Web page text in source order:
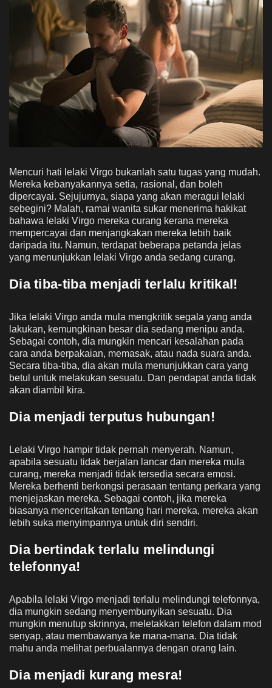
Mencuri hati lelaki Virgo bukanlah satu tugas yang mudah.
Mereka kebanyakannya setia, rasional, dan boleh
dipercayai. Sejujurnya, siapa yang akan meragui lelaki
sebegini? Malah, ramai wanita sukar menerima hakikat
bahawa lelaki Virgo mereka curang kerana mereka
mempercayai dan menjangkakan mereka lebih baik
daripada itu. Namun, terdapat beberapa petanda jelas
yang menunjukkan lelaki Virgo anda sedang curang.
Dia tiba-tiba menjadi terlalu kritikal!
Jika lelaki Virgo anda mula mengkritik segala yang anda
lakukan, kemungkinan besar dia sedang menipu anda.
Sebagai contoh, dia mungkin mencari kesalahan pada
cara anda berpakaian, memasak, atau nada suara anda.
Secara tiba-tiba, dia akan mula menunjukkan cara yang
betul untuk melakukan sesuatu. Dan pendapat anda tidak
akan diambil kira.
Dia menjadi terputus hubungan!
Lelaki Virgo hampir tidak pernah menyerah. Namun,
apabila sesuatu tidak berjalan lancar dan mereka mula
curang, mereka menjadi tidak tersedia secara emosi.
Mereka berhenti berkongsi perasaan tentang perkara yang
menjejaskan mereka. Sebagai contoh, jika mereka
biasanya menceritakan tentang hari mereka, mereka akan
lebih suka menyimpannya untuk diri sendiri.
Dia bertindak terlalu melindungi
telefonnya!
Apabila lelaki Virgo menjadi terlalu melindungi telefonnya,
dia mungkin sedang menyembunyikan sesuatu. Dia
mungkin menutup skrinnya, meletakkan telefon dalam mod
senyap, atau membawanya ke mana-mana. Dia tidak
mahu anda melihat perbualannya dengan orang lain.
Dia menjadi kurang mesra!